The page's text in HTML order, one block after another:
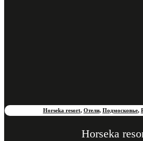
Horseka resort, Отели, Подмосковье,
Horseka